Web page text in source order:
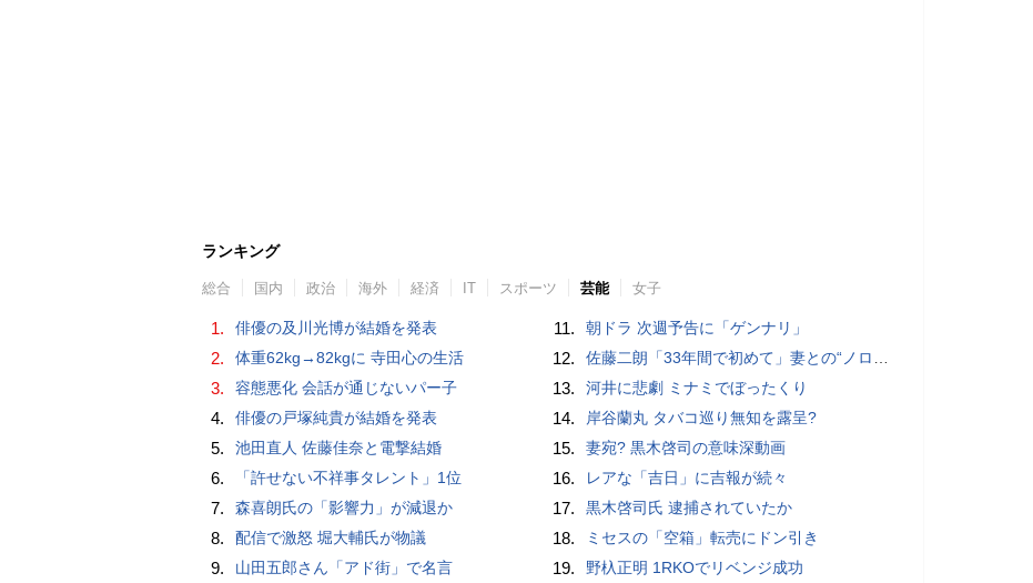
ランキング
総合 国内 政治 海外 経済 IT スポーツ 芸能 女子
1. 俳優の及川光博が結婚を発表
2. 体重62kg→82kgに 寺田心の生活
3. 容態悪化 会話が通じないパー子
4. 俳優の戸塚純貴が結婚を発表
5. 池田直人 佐藤佳奈と電撃結婚
6. 「許せない不祥事タレント」1位
7. 森喜朗氏の「影響力」が減退か
8. 配信で激怒 堀大輔氏が物議
9. 山田五郎さん「アド街」で名言
11. 朝ドラ 次週予告に「ゲンナリ」
12. 佐藤二朗「33年間で初めて」妻との“ノロケ砲”に反響続々「威力抜群」「奥様かっこいい」
13. 河井に悲劇 ミナミでぼったくり
14. 岸谷蘭丸 タバコ巡り無知を露呈?
15. 妻宛? 黒木啓司の意味深動画
16. レアな「吉日」に吉報が続々
17. 黒木啓司氏 逮捕されていたか
18. ミセスの「空箱」転売にドン引き
19. 野杁正明 1RKOでリベンジ成功